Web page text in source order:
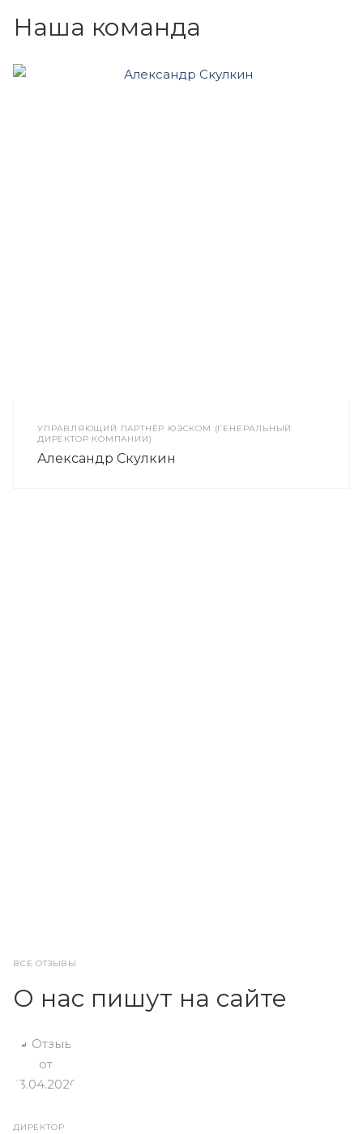
Наша команда
УПРАВЛЯЮЩИЙ ПАРТНЁР ЮЭСКОМ (ГЕНЕРАЛЬНЫЙ
ДИРЕКТОР КОМПАНИИ)
Александр Скулкин
ВСЕ ОТЗЫВЫ
О нас пишут на сайте
ДИРЕКТОР